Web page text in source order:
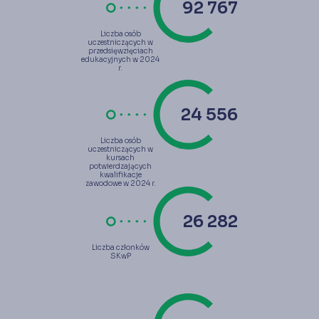
93 224
Liczba osób
uczestniczących w
przedsięwzięciach
edukacyjnych w 2024
r.
24 677
Liczba osób
uczestniczących w
kursach
potwierdzających
kwalifikacje
zawodowe w 2024 r.
26 411
Liczba członków
SKwP